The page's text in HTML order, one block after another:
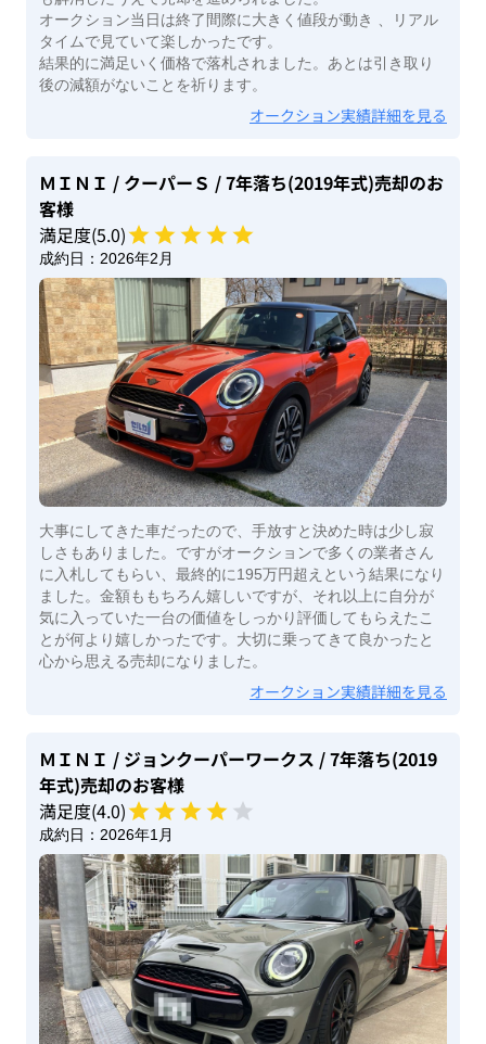
オークション当日は終了間際に大きく値段が動き 、リアル
タイムで見ていて楽しかったです。
結果的に満足いく価格で落札されました。あとは引き取り
後の減額がないことを祈ります。
オークション実績詳細を見る
ＭＩＮＩ / クーパーＳ / 7年落ち(2019年式)売却のお
客様
満足度(5.0)
成約日： 2026年2月
大事にしてきた車だったので、手放すと決めた時は少し寂
しさもありました。ですがオークションで多くの業者さん
に入札してもらい、最終的に195万円超えという結果になり
ました。金額ももちろん嬉しいですが、それ以上に自分が
気に入っていた一台の価値をしっかり評価してもらえたこ
とが何より嬉しかったです。大切に乗ってきて良かったと
心から思える売却になりました。
オークション実績詳細を見る
ＭＩＮＩ / ジョンクーパーワークス / 7年落ち(2019
年式)売却のお客様
満足度(4.0)
成約日： 2026年1月